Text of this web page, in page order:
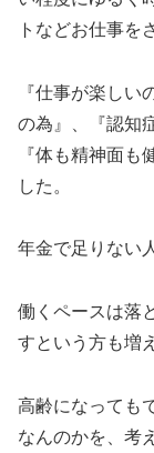
トなどお仕事を
『仕事が楽し
の為』、『認知
『体も精神面も
した。
年金で足りない
働くペースは落
すという方も増
高齢になっても
なんのかを、考